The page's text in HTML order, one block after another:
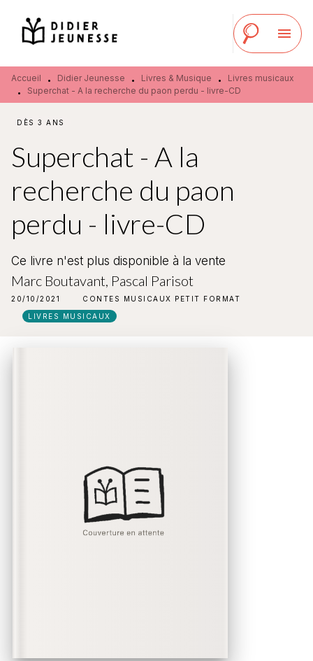
MENU RECHERCHE
PIED DE PAGE
menu
Accueil • Didier Jeunesse • Livres & Musique •
Livres musicaux
•
Superchat - A la recherche du paon perdu - livre-CD
DÈS 3 ANS
Superchat - A la
recherche du paon
perdu - livre-CD
Ce livre n'est plus disponible à la vente
Marc Boutavant Pascal Parisot
20/10/2021 CONTES MUSICAUX PETIT FORMAT
LIVRES MUSICAUX